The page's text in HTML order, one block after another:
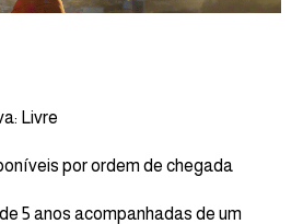
Livre
por ordem de chegada
5 anos acompanhadas de um